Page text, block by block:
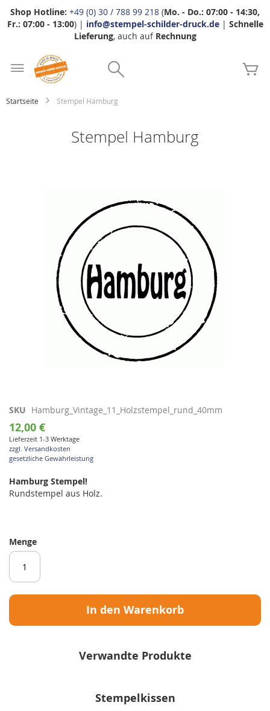
Shop Hotline: +49 (0) 30 / 788 99 218 (Mo. - Do.: 07:00 - 14:30,
Fr.: 07:00 - 13:00) | info@stempel-schilder-druck.de| Schnelle
Lieferung, auch auf Rechnung
Startseite Stempel Hamburg
Stempel Hamburg
Zum
Anfang
der
Bildgalerie
springen
SKU Hamburg_Vintage_11_Holzstempel_rund_40mm
12,00 €
Lieferzeit 1-3 Werktage
zzgl. Versandkosten
gesetzliche Gewährleistung
Hamburg Stempel!
Rundstempel aus Holz.
Menge
In den Warenkorb
Verwandte Produkte
Stempelkissen